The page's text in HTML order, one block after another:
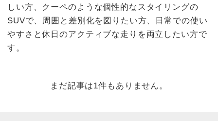
しい方、クーペのような個性的なスタイリングの
SUVで、周囲と差別化を図りたい方、日常での使い
やすさと休日のアクティブな走りを両立したい方で
す。
まだ記事は1件もありません。